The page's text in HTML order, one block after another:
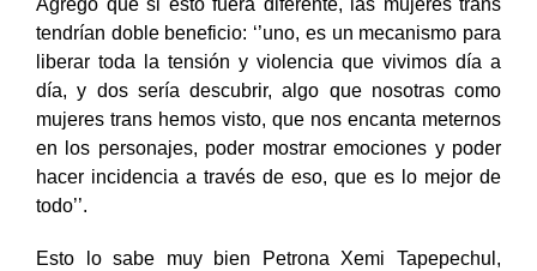
Agregó que si esto fuera diferente, las mujeres trans
tendrían doble beneficio: ‘’uno, es un mecanismo para
liberar toda la tensión y violencia que vivimos día a
día, y dos sería descubrir, algo que nosotras como
mujeres trans hemos visto, que nos encanta meternos
en los personajes, poder mostrar emociones y poder
hacer incidencia a través de eso, que es lo mejor de